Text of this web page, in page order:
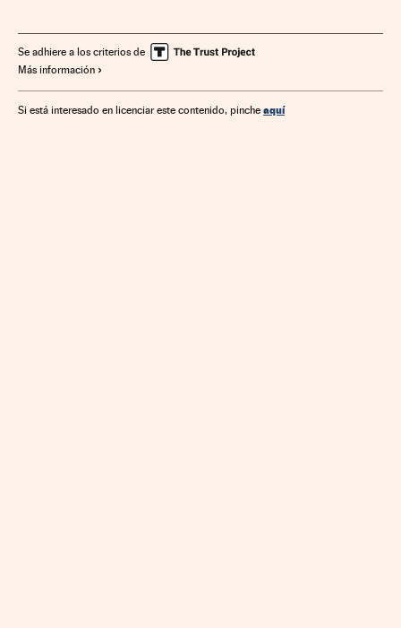
Se adhiere a los criterios de
Más información
Si está interesado en licenciar este contenido, pinche aquí